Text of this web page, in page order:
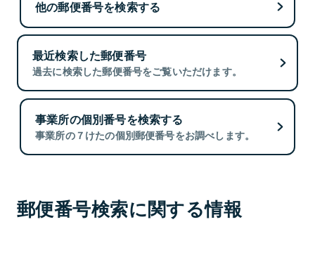
他の郵便番号を検索する
最近検索した郵便番号
過去に検索した郵便番号をご覧いただけます。
事業所の個別番号を検索する
事業所の７けたの個別郵便番号をお調べします。
郵便番号検索に関する情報